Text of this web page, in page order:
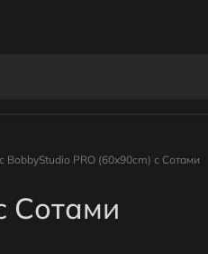
BobbyStudio PRO (60x90cm) с Сотами
Сотами